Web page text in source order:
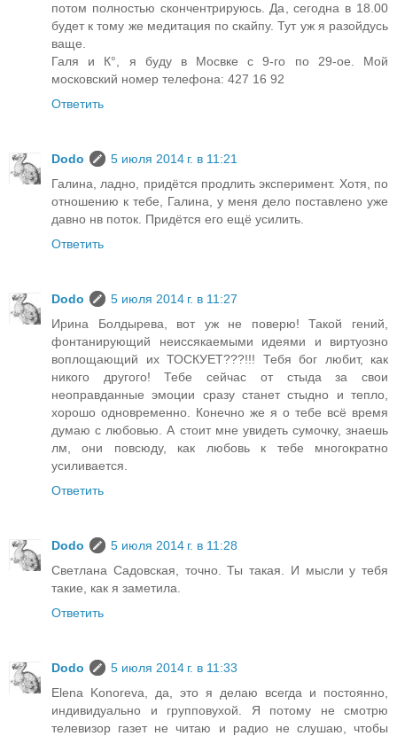
потом полностью скончентрируюсь. Да, сегодна в 18.00
будет к тому же медитация по скайпу. Тут уж я разойдусь
ваще.
Галя и К°, я буду в Мосвке с 9-го по 29-ое. Мой
московский номер телефона: 427 16 92
Ответить
Dodo
5 июля 2014 г. в 11:21
Галина, ладно, придётся продлить эксперимент. Хотя, по
отношению к тебе, Галина, у меня дело поставлено уже
давно нв поток. Придётся его ещё усилить.
Ответить
Dodo
5 июля 2014 г. в 11:27
Ирина Болдырева, вот уж не поверю! Такой гений,
фонтанирующий неиссякаемыми идеями и виртуозно
воплощающий их ТОСКУЕТ???!!! Тебя бог любит, как
никого другого! Тебе сейчас от стыда за свои
неоправданные эмоции сразу станет стыдно и тепло,
хорошо одновременно. Конечно же я о тебе всё время
думаю с любовью. А стоит мне увидеть сумочку, знаешь
лм, они повсюду, как любовь к тебе многократно
усиливается.
Ответить
Dodo
5 июля 2014 г. в 11:28
Светлана Садовская, точно. Ты такая. И мысли у тебя
такие, как я заметила.
Ответить
Dodo
5 июля 2014 г. в 11:33
Elena Konoreva, да, это я делаю всегда и постоянно,
индивидуально и групповухой. Я потому не смотрю
телевизор газет не читаю и радио не слушаю, чтобы